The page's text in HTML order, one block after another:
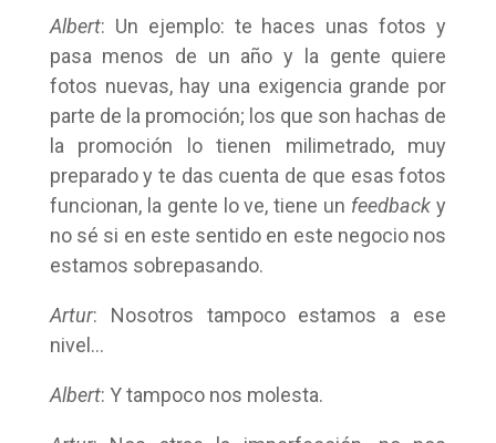
Albert: Un ejemplo: te haces unas fotos y
pasa menos de un año y la gente quiere
fotos nuevas, hay una exigencia grande por
parte de la promoción; los que son hachas de
la promoción lo tienen milimetrado, muy
preparado y te das cuenta de que esas fotos
funcionan, la gente lo ve, tiene un feedback y
no sé si en este sentido en este negocio nos
estamos sobrepasando.
Artur: Nosotros tampoco estamos a ese
nivel…
Albert: Y tampoco nos molesta.